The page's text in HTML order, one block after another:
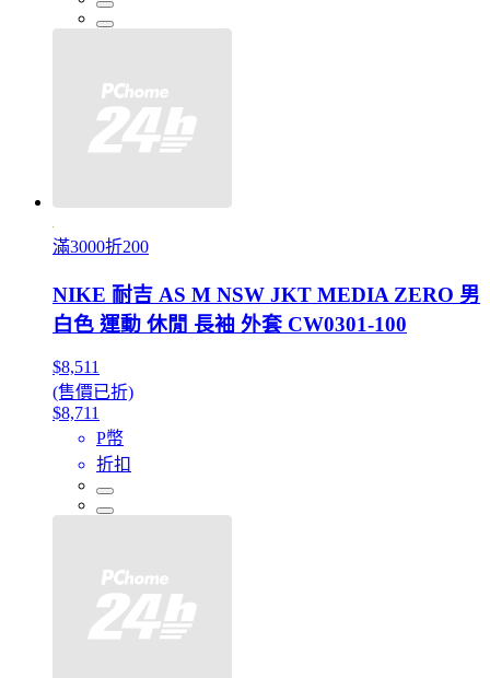
滿3000折200
NIKE 耐吉 AS M NSW JKT MEDIA ZERO 男
白色 運動 休閒 長袖 外套 CW0301-100
$8,511
(售價已折)
$8,711
P幣
折扣